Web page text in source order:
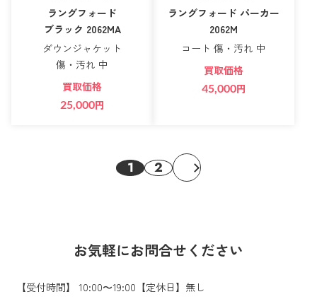
ラングフォード
ブラック 2062MA
ダウンジャケット
傷・汚れ 中
買取価格
25,000円
ラングフォード パーカー
2062M
コート 傷・汚れ 中
買取価格
45,000円
1 2
お気軽にお問合せください
【受付時間】 10:00〜19:00【定休日】無し